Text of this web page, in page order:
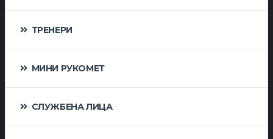
ТРЕНЕРИ
МИНИ РУКОМЕТ
СЛУЖБЕНА ЛИЦА